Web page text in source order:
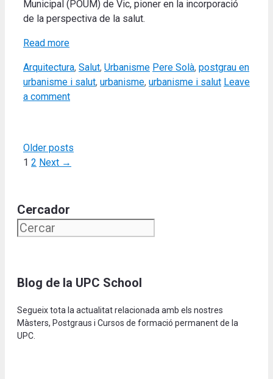
Municipal (POUM) de Vic, pioner en la incorporació
de la perspectiva de la salut.
Read more
Categories
Arquitectura, Salut, Urbanisme Tags
Pere Solà, postgrau en
urbanisme i salut, urbanisme, urbanisme i salut Leave
a comment
Older posts
Page
1 Page
2 Next →
Cercador
Blog de la UPC School
Segueix tota la actualitat relacionada amb els nostres
Màsters, Postgraus i Cursos de formació permanent de la
UPC.